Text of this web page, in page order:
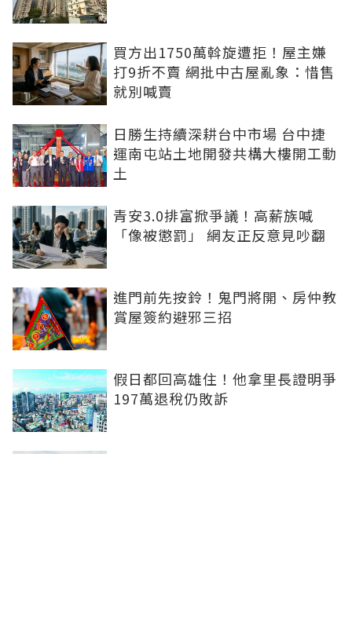
買方出1750萬斡旋遭拒！屋主嫌
打9折不賣 網批中古屋亂象：惜售
就別喊賣
日勝生持續深耕台中市場 台中捷
運南屯站土地開發共構大樓開工動
土
青安3.0排富掀爭議！高薪族喊
「像被懲罰」 網友正反意見吵翻
進門前先按鈴！鬼門將開、房仲教
賞屋簽約避邪三招
假日都回高雄住！他拿里長證明爭
197萬退稅仍敗訴